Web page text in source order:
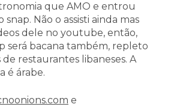
que AMO e entrou
Não o assisti ainda mas
dele no youtube, então,
será bacana também, repleto
de restaurantes libaneses. A
é árabe.
e